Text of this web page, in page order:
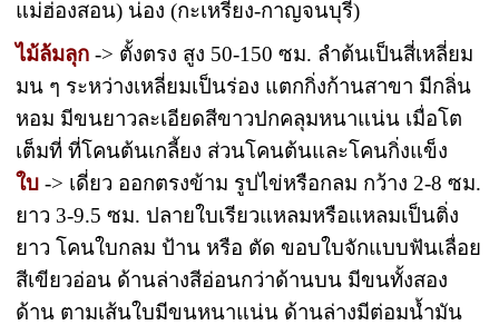
แม่ฮ่องสอน) น่อง (กะเหรี่ยง-กาญจนบุรี)
ไม้ล้มลุก -> ตั้งตรง สูง 50-150 ซม. ลำต้นเป็นสี่เหลี่ยม
มน ๆ ระหว่างเหลี่ยมเป็นร่อง แตกกิ่งก้านสาขา มีกลิ่น
หอม มีขนยาวละเอียดสีขาวปกคลุมหนาแน่น เมื่อโต
เต็มที่ ที่โคนต้นเกลี้ยง ส่วนโคนต้นและโคนกิ่งแข็ง
ใบ -> เดี่ยว ออกตรงข้าม รูปไข่หรือกลม กว้าง 2-8 ซม.
ยาว 3-9.5 ซม. ปลายใบเรียวแหลมหรือแหลมเป็นติ่ง
ยาว โคนใบกลม ป้าน หรือ ตัด ขอบใบจักแบบฟันเลื่อย
สีเขียวอ่อน ด้านล่างสีอ่อนกว่าด้านบน มีขนทั้งสอง
ด้าน ตามเส้นใบมีขนหนาแน่น ด้านล่างมีต่อมน้ำมัน